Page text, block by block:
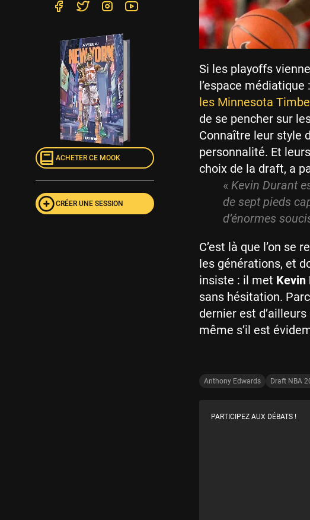
Si les playoffs
l’espace
les Minnesota
de se pencher sur
Connaître leur style
personnalité. Et
choix de la draft, a
« Kevin Durant
de sept pieds
d’énormes
C’est là que l’on se
les générations, et
insiste : il met Kevin
sans hésitation.
dernier est
même s’il est
Anthony Edwards Draft NBA
PARTICIPEZ AUX DÉBATS !
ACHETER CE MOOK
CRÉER UNE SESSION